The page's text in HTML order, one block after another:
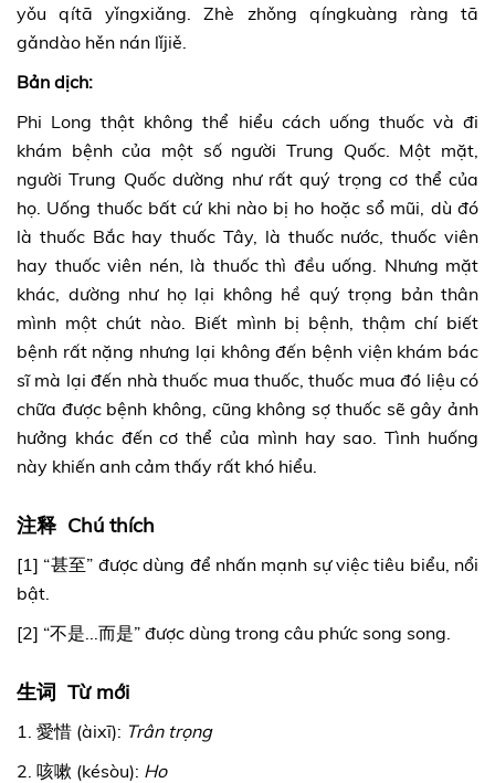
yǒu qítā yǐngxiǎng. Zhè zhǒng qíngkuàng ràng tā
gǎndào hěn nán lǐjiě.
Bản dịch:
Phi Long thật không thể hiểu cách uống thuốc và đi
khám bệnh của một số người Trung Quốc. Một mặt,
người Trung Quốc dường như rất quý trọng cơ thể của
họ. Uống thuốc bất cứ khi nào bị ho hoặc sổ mũi, dù đó
là thuốc Bắc hay thuốc Tây, là thuốc nước, thuốc viên
hay thuốc viên nén, là thuốc thì đều uống. Nhưng mặt
khác, dường như họ lại không hề quý trọng bản thân
mình một chút nào. Biết mình bị bệnh, thậm chí biết
bệnh rất nặng nhưng lại không đến bệnh viện khám bác
sĩ mà lại đến nhà thuốc mua thuốc, thuốc mua đó liệu có
chữa được bệnh không, cũng không sợ thuốc sẽ gây ảnh
hưởng khác đến cơ thể của mình hay sao. Tình huống
này khiến anh cảm thấy rất khó hiểu.
注释 Chú thích
[1] “甚至” được dùng để nhấn mạnh sự việc tiêu biểu, nổi
bật.
[2] “不是...而是” được dùng trong câu phức song song.
生词 Từ mới
1. 愛惜 (àixī): Trân trọng
2. 咳嗽 (késòu): Ho